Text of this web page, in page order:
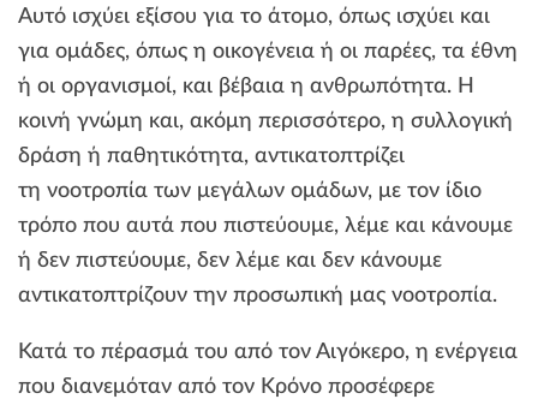
Αυτό ισχύει εξίσου για το άτομο, όπως ισχύει και
για ομάδες, όπως η οικογένεια ή οι παρέες, τα έθνη
ή οι οργανισμοί, και βέβαια η ανθρωπότητα. Η
κοινή γνώμη και, ακόμη περισσότερο, η συλλογική
δράση ή παθητικότητα, αντικατοπτρίζει
τη νοοτροπία των μεγάλων ομάδων, με τον ίδιο
τρόπο που αυτά που πιστεύουμε, λέμε και κάνουμε
ή δεν πιστεύουμε, δεν λέμε και δεν κάνουμε
αντικατοπτρίζουν την προσωπική μας νοοτροπία.
Κατά το πέρασμά του από τον Αιγόκερο, η ενέργεια
που διανεμόταν από τον Κρόνο προσέφερε